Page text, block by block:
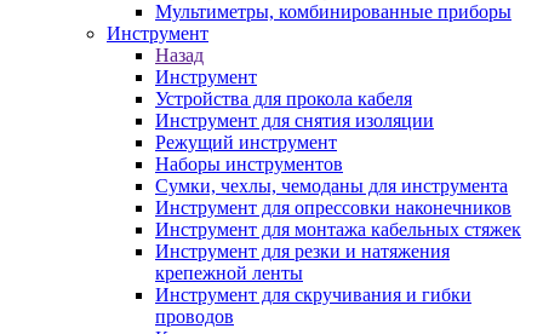
Мультиметры, комбинированные приборы
Инструмент
Назад
Инструмент
Устройства для прокола кабеля
Инструмент для снятия изоляции
Режущий инструмент
Наборы инструментов
Сумки, чехлы, чемоданы для инструмента
Инструмент для опрессовки наконечников
Инструмент для монтажа кабельных стяжек
Инструмент для резки и натяжения
крепежной ленты
Инструмент для скручивания и гибки
проводов